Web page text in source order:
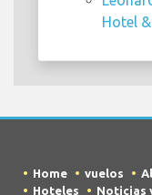
Hotel
Home vuelos
Hoteles
Noticias